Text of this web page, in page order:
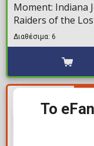
Moment: Indiana
Raiders of the
Indiana Jones
Escape #1360
Διαθέσιμα: 6
Το